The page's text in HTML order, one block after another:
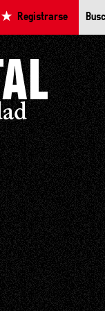
Registrarse